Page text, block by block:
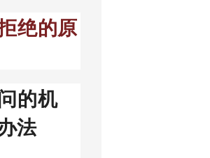
绝的原
的机
法